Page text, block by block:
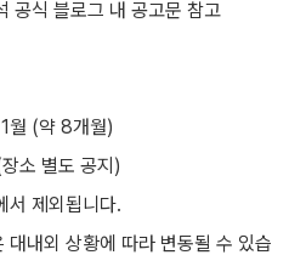
공식 블로그 내 공고문 참고
월 (약 8개월)
소 별도 공지)
서 제외됩니다.
내외 상황에 따라 변동될 수 있습